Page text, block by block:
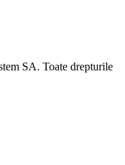
SA. Toate drepturile